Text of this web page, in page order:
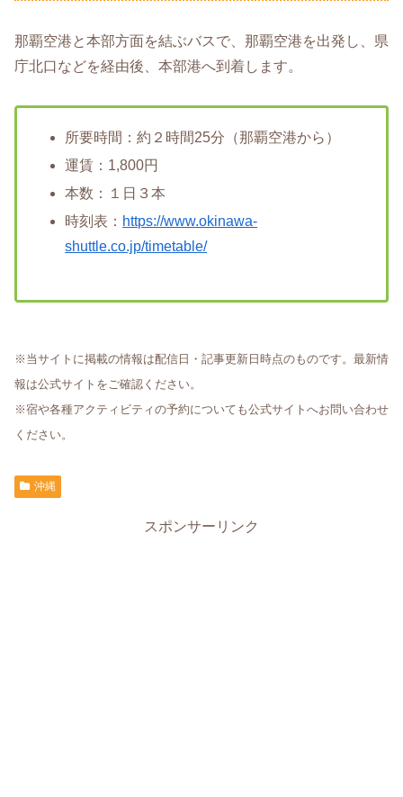
那覇空港と本部方面を結ぶバスで、那覇空港を出発し、県
庁北口などを経由後、本部港へ到着します。
所要時間：約２時間25分（那覇空港から）
運賃：1,800円
本数：１日３本
時刻表： https://www.okinawa-
shuttle.co.jp/timetable/
※当サイトに掲載の情報は配信日・記事更新日時点のものです。最新情
報は公式サイトをご確認ください。
※宿や各種アクティビティの予約についても公式サイトへお問い合わせ
ください。
沖縄
スポンサーリンク